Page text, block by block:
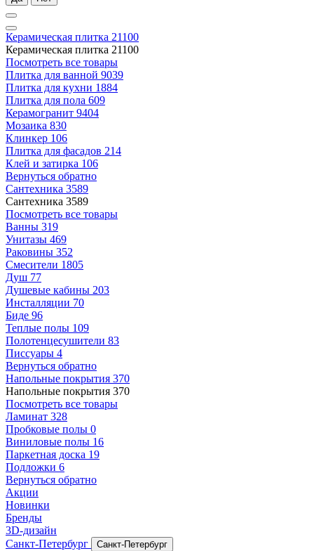
Керамическая плитка 21100
Керамическая плитка 21100
Посмотреть все товары
Плитка для ванной 9039
Плитка для кухни 1884
Плитка для пола 609
Керамогранит 9404
Мозаика 830
Клинкер 106
Плитка для фасадов 214
Клей и затирка 106
Вернуться обратно
Сантехника 3589
Сантехника 3589
Посмотреть все товары
Ванны 319
Унитазы 469
Раковины 352
Смесители 1805
Душ 77
Душевые кабины 203
Инсталляции 70
Биде 96
Теплые полы 109
Полотенцесушители 83
Писсуары 4
Вернуться обратно
Напольные покрытия 370
Напольные покрытия 370
Посмотреть все товары
Ламинат 328
Пробковые полы 0
Виниловые полы 16
Паркетная доска 19
Подложки 6
Вернуться обратно
Акции
Новинки
Бренды
3D-дизайн
Санкт-Петербург
Санкт-Петербург